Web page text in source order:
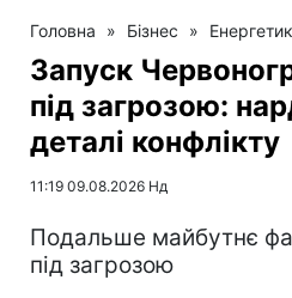
Головна » Бізнес »
Запуск
під загрозою:
деталі конфлікту
11:19 09.08.2026 Нд
Подальше майбутнє
під загрозою